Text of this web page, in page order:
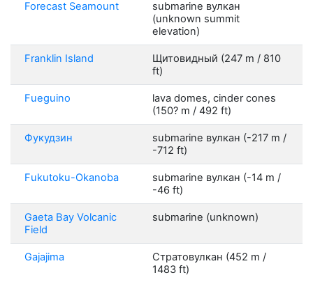
Forecast Seamount
submarine вулкан
(unknown summit
elevation)
Franklin Island
Щитовидный (247 m / 810
ft)
Fueguino
lava domes, cinder cones
(150? m / 492 ft)
Фукудзин
submarine вулкан (-217 m /
-712 ft)
Fukutoku-Okanoba
submarine вулкан (-14 m /
-46 ft)
Gaeta Bay Volcanic
Field
submarine (unknown)
Gajajima
Стратовулкан (452 m /
1483 ft)